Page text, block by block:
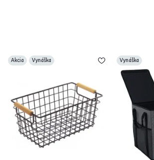
Akcia Vynáška Vynáška